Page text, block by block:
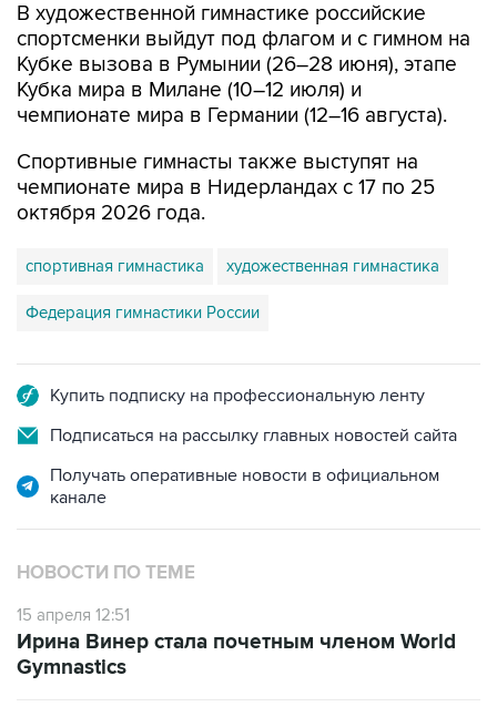
В художественной гимнастике российские
спортсменки выйдут под флагом и с гимном на
Кубке вызова в Румынии (26–28 июня), этапе
Кубка мира в Милане (10–12 июля) и
чемпионате мира в Германии (12–16 августа).
Спортивные гимнасты также выступят на
чемпионате мира в Нидерландах с 17 по 25
октября 2026 года.
спортивная гимнастика художественная гимнастика
Федерация гимнастики России
Купить подписку на профессиональную ленту
Подписаться на рассылку главных новостей сайта
Получать оперативные новости в официальном
канале
НОВОСТИ ПО ТЕМЕ
15 апреля 12:51
Ирина Винер стала почетным членом World
Gymnastics